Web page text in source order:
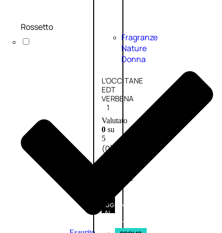
Fragranze
Nature
Donna
L’OCCITANE
EDT
VERBENA
1
Valutato
0su
5
(0)
€
AGGIUNGI
AL
CARRELLO
Rossetto